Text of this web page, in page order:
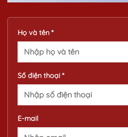
Họ và tên *
Số điện thoại *
E-mail